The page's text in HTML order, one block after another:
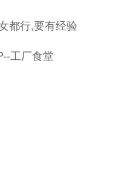
都行,要有经验
工厂食堂